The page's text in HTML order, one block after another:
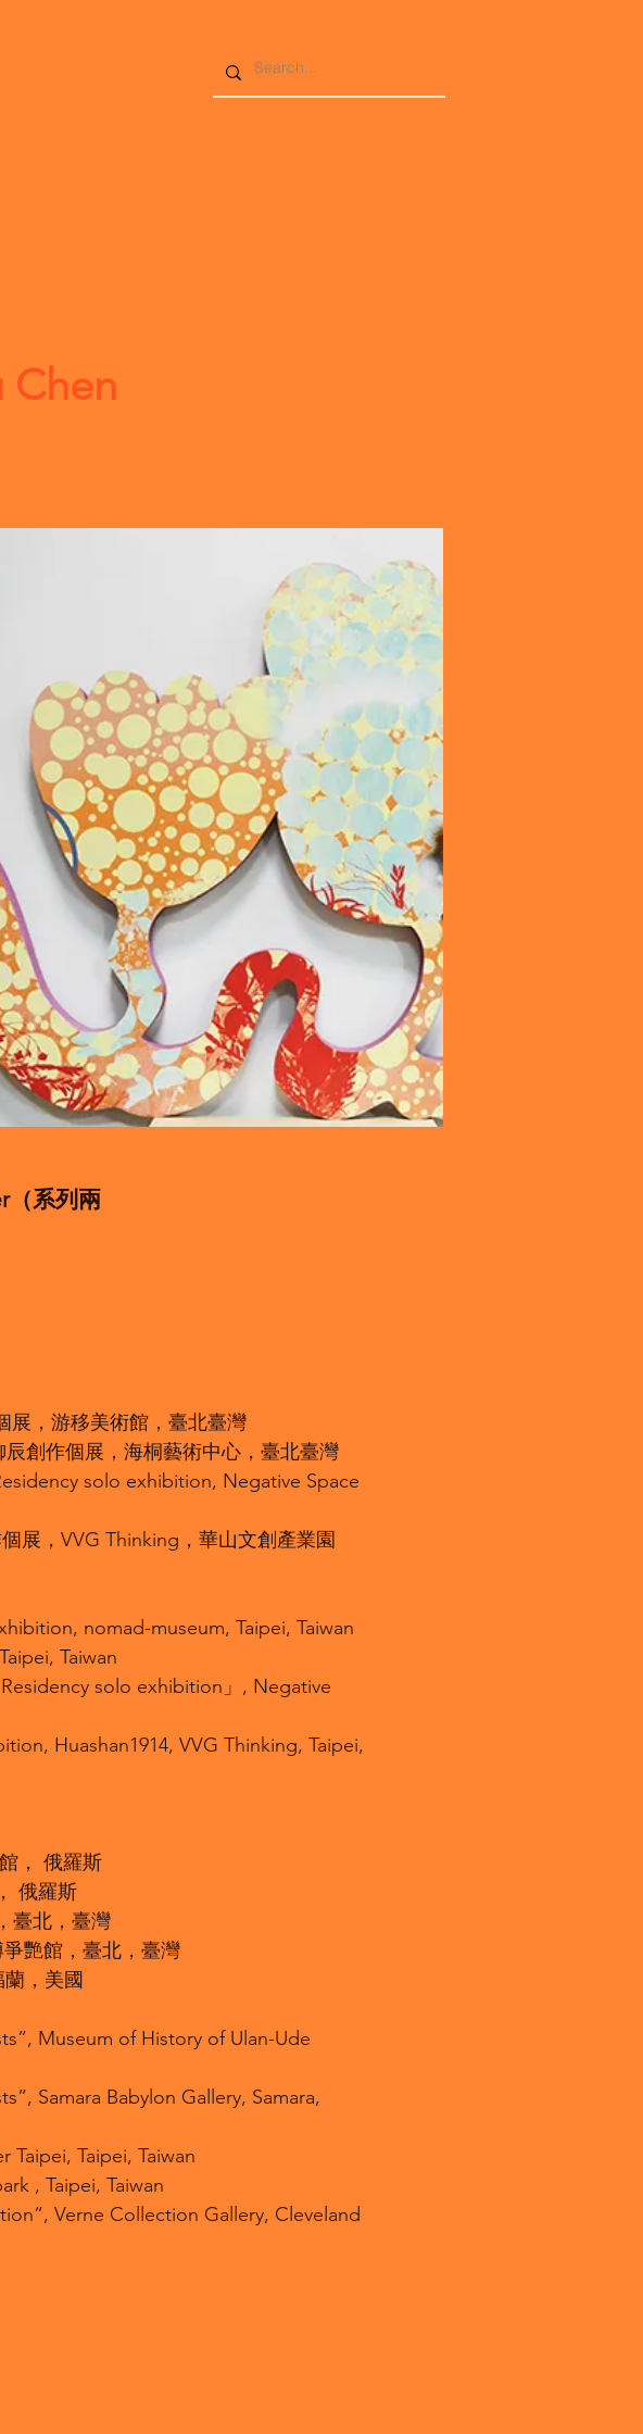
Chen
（系列兩
展，游移美術館，臺北臺灣
創作個展，海桐藝術中心，臺北臺灣
solo exhibition, Negative Space
展，VVG Thinking，華山文創產業園
nomad-museum, Taipei, Taiwan
Taiwan
solo exhibition」, Negative
Huashan1914, VVG Thinking, Taipei,
， 俄羅斯
俄羅斯
臺北，臺灣
艷館，臺北，臺灣
，美國
Museum of History of Ulan-Ude
Samara Babylon Gallery, Samara,
Taipei, Taipei, Taiwan
, Taipei, Taiwan
Verne Collection Gallery, Cleveland